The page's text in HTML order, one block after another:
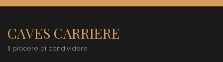
CAVES CARRIERE
Il piacere di condividere